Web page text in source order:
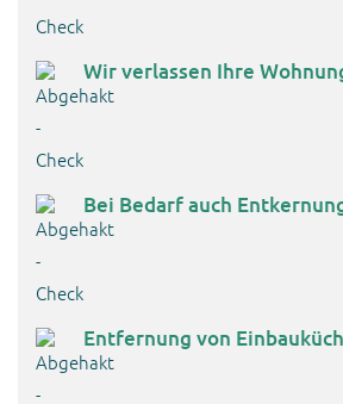
Wir verlassen Ihre
Bei Bedarf auch
Entfernung von